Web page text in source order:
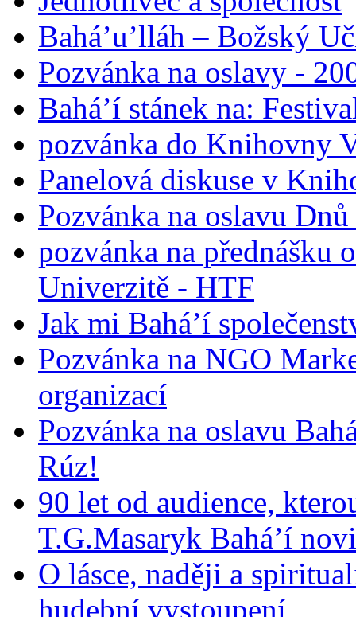
Bahá’u’lláh – Božský
Pozvánka na oslavy -
Bahá’í stánek na:
pozvánka do Knihovny
Panelová diskuse v
Pozvánka na oslavu
pozvánka na přednášku
Univerzitě - HTF
Jak mi Bahá’í
Pozvánka na NGO
organizací
Pozvánka na oslavu
Rúz!
90 let od audience,
T.G.Masaryk Bahá’í
O lásce, naději a
hudební vystoupení